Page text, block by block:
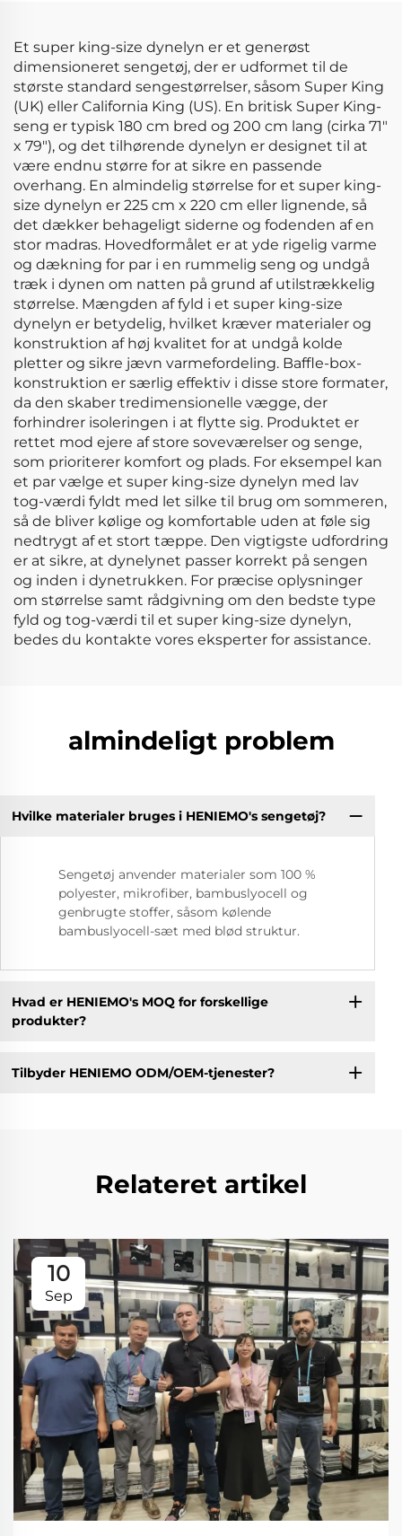
hjemmet
Et super king-size dynelyn er et generøst
dimensioneret sengetøj, der er udformet til de
største standard sengestørrelser, såsom Super King
(UK) eller California King (US). En britisk Super King-
seng er typisk 180 cm bred og 200 cm lang (cirka 71"
x 79"), og det tilhørende dynelyn er designet til at
være endnu større for at sikre en passende
overhang. En almindelig størrelse for et super king-
size dynelyn er 225 cm x 220 cm eller lignende, så
det dækker behageligt siderne og fodenden af en
stor madras. Hovedformålet er at yde rigelig varme
og dækning for par i en rummelig seng og undgå
træk i dynen om natten på grund af utilstrækkelig
størrelse. Mængden af fyld i et super king-size
dynelyn er betydelig, hvilket kræver materialer og
konstruktion af høj kvalitet for at undgå kolde
pletter og sikre jævn varmefordeling. Baffle-box-
konstruktion er særlig effektiv i disse store formater,
da den skaber tredimensionelle vægge, der
forhindrer isoleringen i at flytte sig. Produktet er
rettet mod ejere af store soveværelser og senge,
som prioriterer komfort og plads. For eksempel kan
et par vælge et super king-size dynelyn med lav
tog-værdi fyldt med let silke til brug om sommeren,
så de bliver kølige og komfortable uden at føle sig
nedtrygt af et stort tæppe. Den vigtigste udfordring
er at sikre, at dynelynet passer korrekt på sengen
og inden i dynetrukken. For præcise oplysninger
om størrelse samt rådgivning om den bedste type
fyld og tog-værdi til et super king-size dynelyn,
bedes du kontakte vores eksperter for assistance.
almindeligt problem
Hvilke materialer bruges i HENIEMO's sengetøj?
Sengetøj anvender materialer som 100 %
polyester, mikrofiber, bambuslyocell og
genbrugte stoffer, såsom kølende
bambuslyocell-sæt med blød struktur.
Hvad er HENIEMO's MOQ for forskellige
produkter?
Tilbyder HENIEMO ODM/OEM-tjenester?
Relateret artikel
10
Sep